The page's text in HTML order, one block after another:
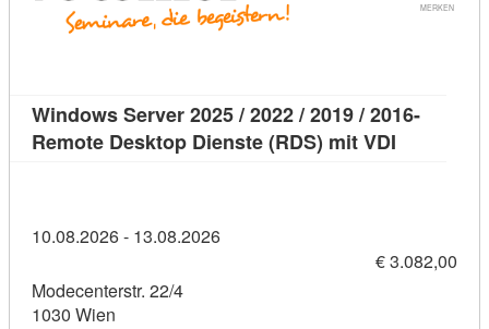
MERKEN
Windows Server 2025 / 2022 / 2019 / 2016-
Remote Desktop Dienste (RDS) mit VDI
10.08.2026 - 13.08.2026
€ 3.082,00
Modecenterstr. 22/4
1030 Wien